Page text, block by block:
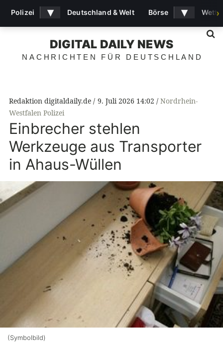
DIGITAL DAILY NEWS
NACHRICHTEN FÜR DEUTSCHLAND
Redaktion digitaldaily.de 9. Juli 2026 14:02
Nordrhein-
Westfalen Polizei
Einbrecher stehlen
Werkzeuge aus Transporter
in Ahaus-Wüllen
(Symbolbild)
Polizei ▾ Deutschland & Welt Börse ▾ ›